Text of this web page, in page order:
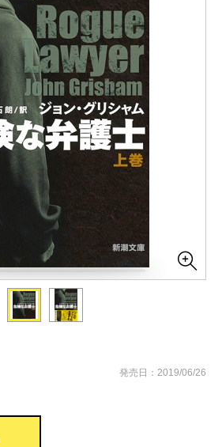
発売日：2019/06/26